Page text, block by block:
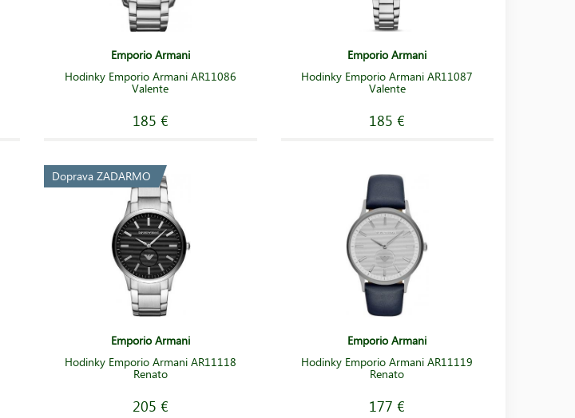
Emporio Armani
Hodinky Emporio Armani AR11086
Valente
185 €
Emporio Armani
Hodinky Emporio Armani AR11087
Valente
185 €
Doprava ZADARMO
Emporio Armani
Hodinky Emporio Armani AR11118
Renato
205 €
Emporio Armani
Hodinky Emporio Armani AR11119
Renato
177 €